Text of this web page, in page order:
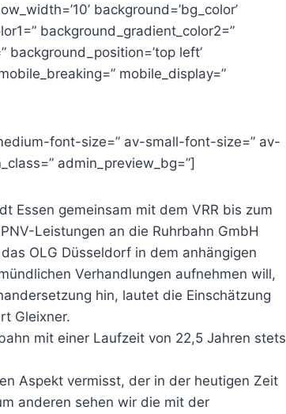
background=’bg_color’
background_gradient_color2=”
background_position=’top left’
mobile_display=”
font-size=” av-small-font-size=” av-
admin_preview_bg=”]
Essen gemeinsam mit dem VRR bis zum
Leistungen an die Ruhrbahn GmbH
OLG Düsseldorf in dem anhängigen
Verhandlungen aufnehmen will,
hin, lautet die Einschätzung
Gleixner.
mit einer Laufzeit von 22,5 Jahren stets
Aspekt vermisst, der in der heutigen Zeit
anderen sehen wir die mit der